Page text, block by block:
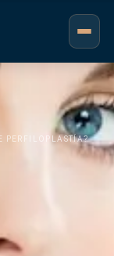
PERFILOPLASTÍA?